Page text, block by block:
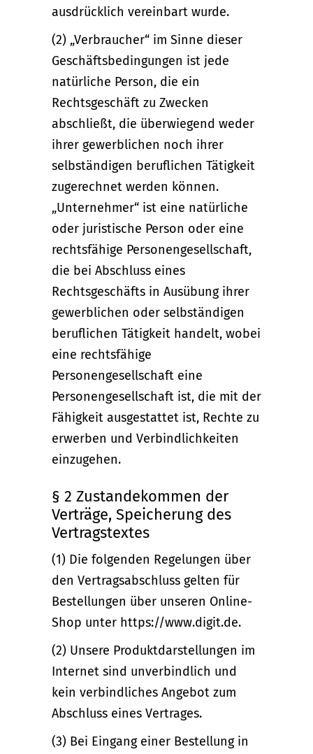
ausdrücklich vereinbart wurde.
(2) „Verbraucher“ im Sinne dieser
Geschäftsbedingungen ist jede
natürliche Person, die ein
Rechtsgeschäft zu Zwecken
abschließt, die überwiegend weder
ihrer gewerblichen noch ihrer
selbständigen beruflichen Tätigkeit
zugerechnet werden können.
„Unternehmer“ ist eine natürliche
oder juristische Person oder eine
rechtsfähige Personengesellschaft,
die bei Abschluss eines
Rechtsgeschäfts in Ausübung ihrer
gewerblichen oder selbständigen
beruflichen Tätigkeit handelt, wobei
eine rechtsfähige
Personengesellschaft eine
Personengesellschaft ist, die mit der
Fähigkeit ausgestattet ist, Rechte zu
erwerben und Verbindlichkeiten
einzugehen.
§ 2 Zustandekommen der
Verträge, Speicherung des
Vertragstextes
(1) Die folgenden Regelungen über
den Vertragsabschluss gelten für
Bestellungen über unseren Online-
Shop unter https://www.digit.de.
(2) Unsere Produktdarstellungen im
Internet sind unverbindlich und
kein verbindliches Angebot zum
Abschluss eines Vertrages.
(3) Bei Eingang einer Bestellung in